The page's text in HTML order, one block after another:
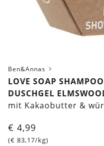
Ben&Annas
LOVE SOAP
DUSCHGEL
mit Kakaobutter &
€ 4,99
(€ 83,17/kg)